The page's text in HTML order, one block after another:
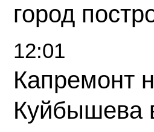
город
12:01
Капремонт
Куйбышева